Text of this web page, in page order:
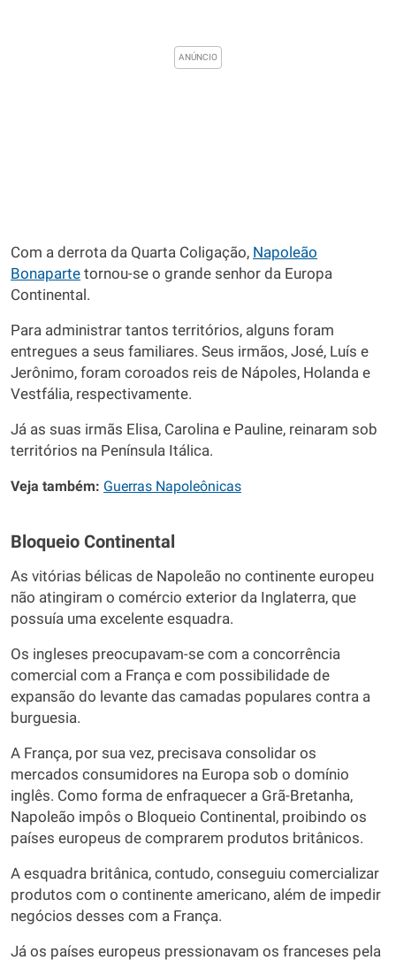
Com a derrota da Quarta Coligação, Napoleão
Bonaparte tornou-se o grande senhor da Europa
Continental.
Para administrar tantos territórios, alguns foram
entregues a seus familiares. Seus irmãos, José, Luís e
Jerônimo, foram coroados reis de Nápoles, Holanda e
Vestfália, respectivamente.
Já as suas irmãs Elisa, Carolina e Pauline, reinaram sob
territórios na Península Itálica.
Veja também: Guerras Napoleônicas
Bloqueio Continental
As vitórias bélicas de Napoleão no continente europeu
não atingiram o comércio exterior da Inglaterra, que
possuía uma excelente esquadra.
Os ingleses preocupavam-se com a concorrência
comercial com a França e com possibilidade de
expansão do levante das camadas populares contra a
burguesia.
A França, por sua vez, precisava consolidar os
mercados consumidores na Europa sob o domínio
inglês. Como forma de enfraquecer a Grã-Bretanha,
Napoleão impôs o Bloqueio Continental, proibindo os
países europeus de comprarem produtos britânicos.
A esquadra britânica, contudo, conseguiu comercializar
produtos com o continente americano, além de impedir
negócios desses com a França.
Já os países europeus pressionavam os franceses pela